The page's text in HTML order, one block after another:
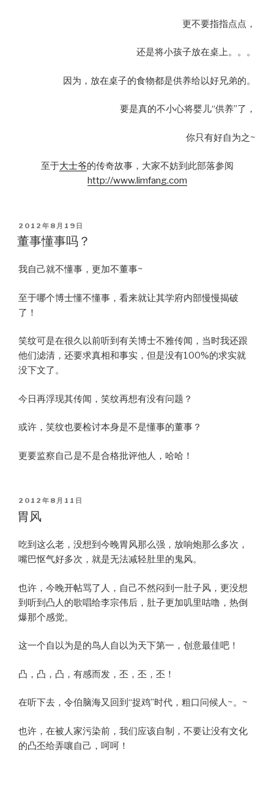
更不要指指点点，
还是将小孩子放在桌上。。。
因为，放在桌子的食物都是供养给以好兄弟的。
要是真的不小心将婴儿“供养”了，
你只有好自为之~
至于大士爷的传奇故事，大家不妨到此部落参阅
http://www.limfang.com
POSTED
ON
2012年8月19日
董事懂事吗？
我自己就不懂事，更加不董事~
至于哪个博士懂不懂事，看来就让其学府内部慢慢揭破
了！
笑纹可是在很久以前听到有关博士不雅传闻，当时我还跟
他们滤清，还要求真相和事实，但是没有100%的求实就
没下文了。
今日再浮现其传闻，笑纹再想有没有问题？
或许，笑纹也要检讨本身是不是懂事的董事？
更要监察自己是不是合格批评他人，哈哈！
POSTED
ON
2012年8月11日
胃风
吃到这么老，没想到今晚胃风那么强，放响炮那么多次，
嘴巴怄气好多次，就是无法减轻肚里的鬼风。
也许，今晚开帖骂了人，自己不然闷到一肚子风，更没想
到听到凸人的歌唱给李宗伟后，肚子更加叽里咕噜，热倒
爆那个感觉。
这一个自以为是的鸟人自以为天下第一，创意最佳吧！
凸，凸，凸，有感而发，丕，丕，丕！
在听下去，令伯脑海又回到“捉鸡”时代，粗口问候人~。~
也许，在被人家污染前，我们应该自制，不要让没有文化
的凸丕给弄嚷自己，呵呵！